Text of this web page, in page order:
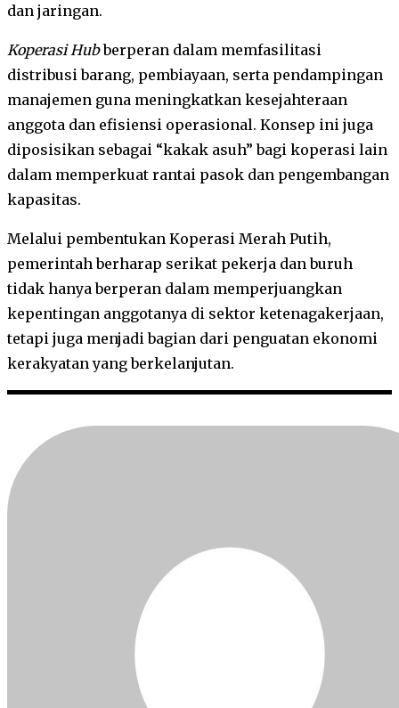
dan jaringan.
Koperasi Hubberperan dalam memfasilitasi
distribusi barang, pembiayaan, serta pendampingan
manajemen guna meningkatkan kesejahteraan
anggota dan efisiensi operasional. Konsep ini juga
diposisikan sebagai “kakak asuh” bagi koperasi lain
dalam memperkuat rantai pasok dan pengembangan
kapasitas.
Melalui pembentukan Koperasi Merah Putih,
pemerintah berharap serikat pekerja dan buruh
tidak hanya berperan dalam memperjuangkan
kepentingan anggotanya di sektor ketenagakerjaan,
tetapi juga menjadi bagian dari penguatan ekonomi
kerakyatan yang berkelanjutan.